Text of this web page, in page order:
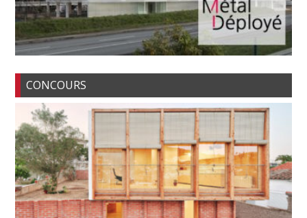
CONCOURS